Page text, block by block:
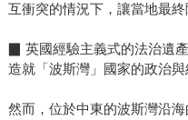
互衝突的情況下，讓當地最終
▉ 英國經驗主義式的法治遺產
造就「波斯灣」國家的政治與
然而，位於中東的波斯灣沿